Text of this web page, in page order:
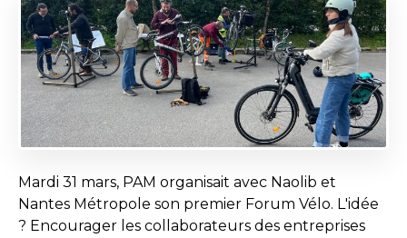
Mardi 31 mars, PAM organisait avec Naolib et
Nantes Métropole son premier Forum Vélo. L'idée
? Encourager les collaborateurs des entreprises